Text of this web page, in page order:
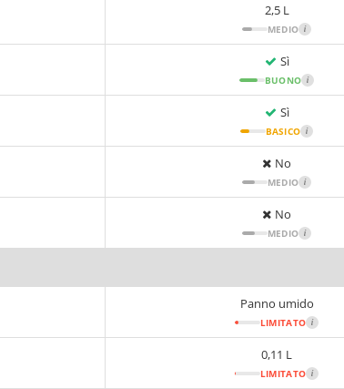
2,5 L
MEDIO i
Sì
BUONO i
Sì
BASICO i
No
MEDIO i
No
MEDIO i
Panno umido
LIMITATO i
0,11 L
LIMITATO i